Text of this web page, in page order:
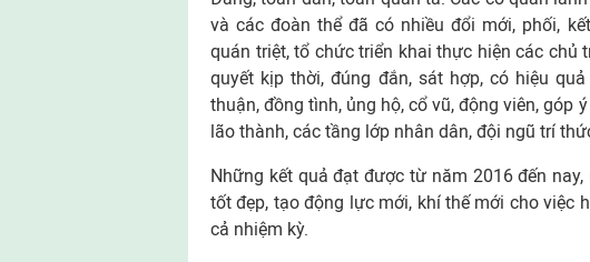
và các đoàn thể đã có nhiều đổi mới, phối,
quán triệt, tổ chức triển khai thực hiện các chủ
quyết kịp thời, đúng đắn, sát hợp, có hiệu
thuận, đồng tình, ủng hộ, cổ vũ, động viên, góp
lão thành, các tầng lớp nhân dân, đội ngũ trí
Những kết quả đạt được từ năm 2016 đến
tốt đẹp, tạo động lực mới, khí thế mới cho việc
cả nhiệm kỳ.